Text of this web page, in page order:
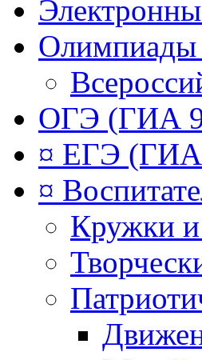
Олимпиады
ОГЭ (ГИА 9
¤ ЕГЭ (ГИА
¤
Кружки